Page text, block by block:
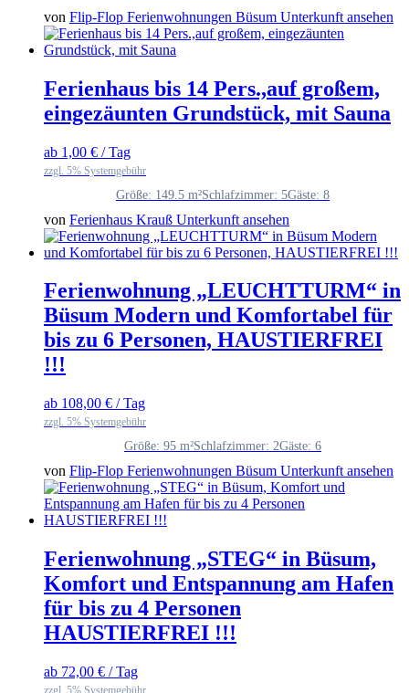
von Flip-Flop Ferienwohnungen Büsum Unterkunft ansehen
Ferienhaus bis 14 Pers.,auf großem,
eingezäunten Grundstück, mit Sauna
ab 1,00 € / Tag
zzgl. 5% Systemgebühr
Größe: 149.5 m²Schlafzimmer: 5Gäste: 8
von Ferienhaus Krauß Unterkunft ansehen
Ferienwohnung „LEUCHTTURM“ in
Büsum Modern und Komfortabel für
bis zu 6 Personen, HAUSTIERFREI
!!!
ab 108,00 € / Tag
zzgl. 5% Systemgebühr
Größe: 95 m²Schlafzimmer: 2Gäste: 6
von Flip-Flop Ferienwohnungen Büsum Unterkunft ansehen
Ferienwohnung „STEG“ in Büsum,
Komfort und Entspannung am Hafen
für bis zu 4 Personen
HAUSTIERFREI !!!
ab 72,00 € / Tag
zzgl. 5% Systemgebühr